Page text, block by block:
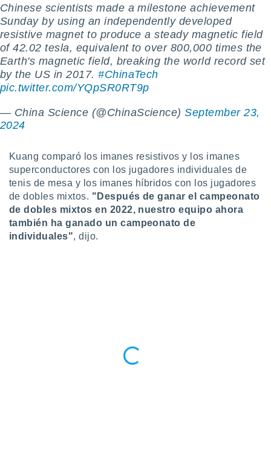
Chinese scientists made a milestone achievement
Sunday by using an independently developed
resistive magnet to produce a steady magnetic field
of 42.02 tesla, equivalent to over 800,000 times the
Earth's magnetic field, breaking the world record set
by the US in 2017.#ChinaTech
pic.twitter.com/YQpSR0RT9p
— China Science (@ChinaScience)September 23,
2024
Kuang comparó los imanes resistivos y los imanes
superconductores con los jugadores individuales de
tenis de mesa y los imanes híbridos con los jugadores
de dobles mixtos. "Después de ganar el campeonato
de dobles mixtos en 2022, nuestro equipo ahora
también ha ganado un campeonato de
individuales", dijo.